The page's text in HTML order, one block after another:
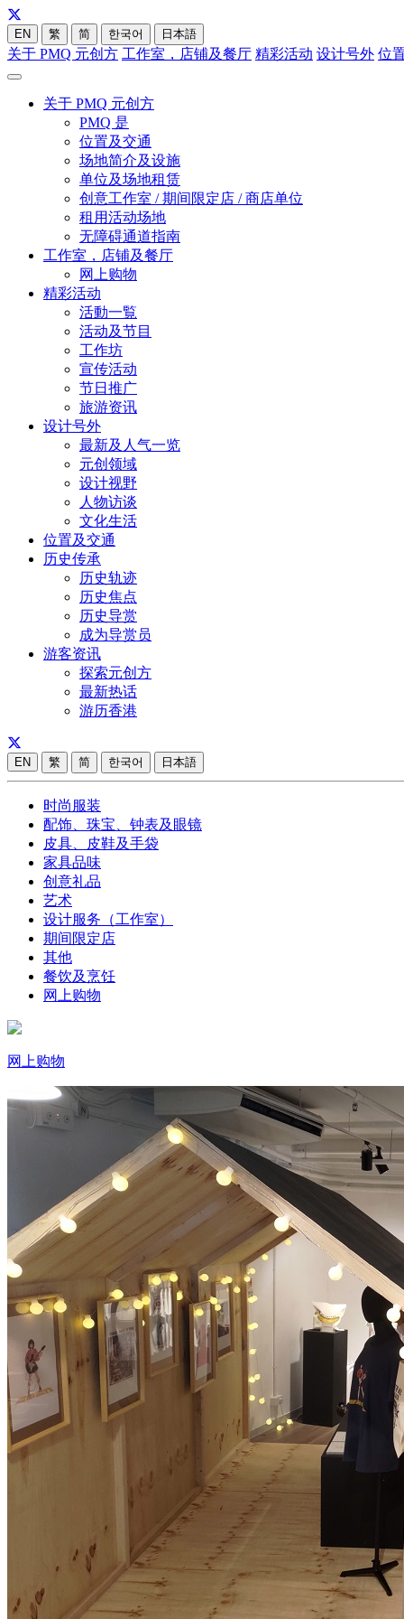
EN 繁 简 한국어 日本語
关于 PMQ 元创方 工作室，店铺及餐厅 精彩活动 设计号外 位
关于 PMQ 元创方
PMQ 是
位置及交通
场地简介及设施
单位及场地租赁
创意工作室 / 期间限定店 / 商店单位
租用活动场地
无障碍通道指南
工作室，店铺及餐厅
网上购物
精彩活动
活動一覧
活动及节目
工作坊
宣传活动
节日推广
旅游资讯
设计号外
最新及人气一览
元创领域
设计视野
人物访谈
文化生活
位置及交通
历史传承
历史轨迹
历史焦点
历史导赏
成为导赏员
游客资讯
探索元创方
最新热话
游历香港
EN 繁 简 한국어 日本語
时尚服装
配饰、珠宝、钟表及眼镜
皮具、皮鞋及手袋
家具品味
创意礼品
艺术
设计服务（工作室）
期间限定店
其他
餐饮及烹饪
网上购物
网上购物